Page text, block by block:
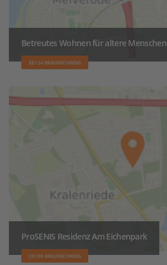
Betreutes Wohnen für altere Menschen
38124 BRAUNSCHWEIG
ProSENIS Residenz Am Eichenpark
38108 BRAUNSCHWEIG